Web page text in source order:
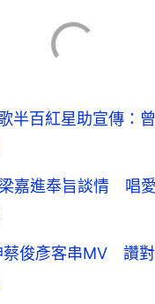
半百紅星助宣傳：
嘉進奉旨談情 唱愛
俊彥客串MV 讚對